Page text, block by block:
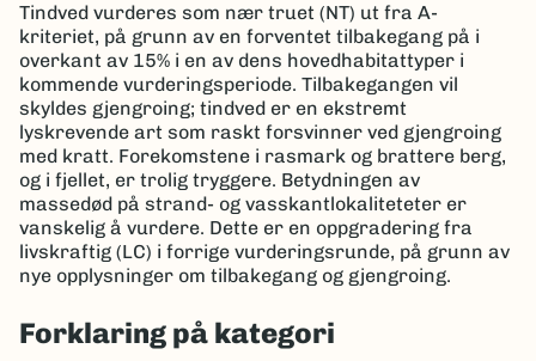
Tindved vurderes som nær truet (NT) ut fra A-
kriteriet, på grunn av en forventet tilbakegang på i
overkant av 15% i en av dens hovedhabitattyper i
kommende vurderingsperiode. Tilbakegangen vil
skyldes gjengroing; tindved er en ekstremt
lyskrevende art som raskt forsvinner ved gjengroing
med kratt. Forekomstene i rasmark og brattere berg,
og i fjellet, er trolig tryggere. Betydningen av
massedød på strand- og vasskantlokaliteteter er
vanskelig å vurdere. Dette er en oppgradering fra
livskraftig (LC) i forrige vurderingsrunde, på grunn av
nye opplysninger om tilbakegang og gjengroing.
Forklaring på kategori